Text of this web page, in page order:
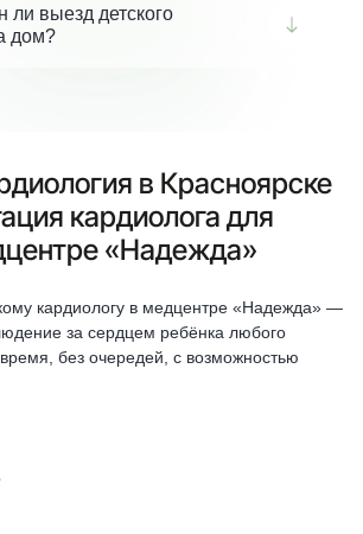
на сердцебиение или боль в груди —
с кардиологом.
ли выезд детского
дом?
в Красноярске
кардиолога для
«Надежда»
кардиологу в медцентре «Надежда» —
за сердцем ребёнка любого
без очередей, с возможностью
шумы, последствия